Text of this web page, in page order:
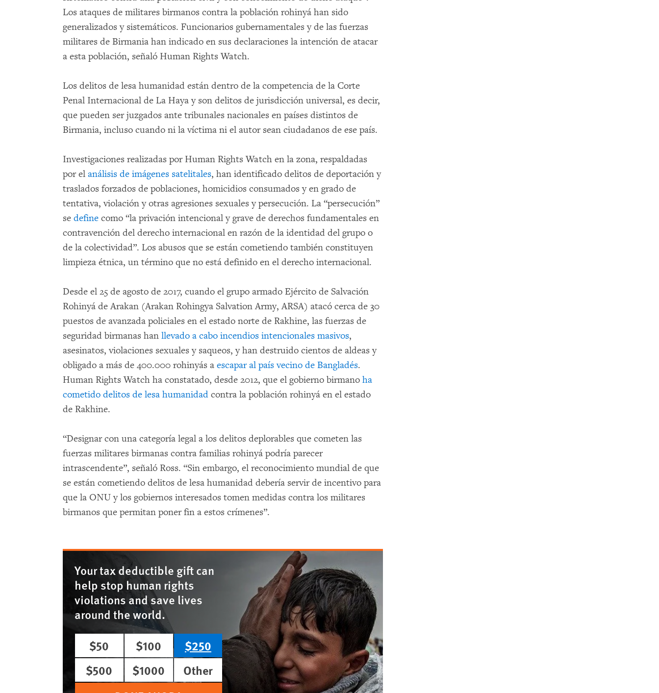
Los ataques de militares birmanos contra la población rohinyá han sido
generalizados y sistemáticos. Funcionarios gubernamentales y de las fuerzas
militares de Birmania han indicado en sus declaraciones la intención de atacar
a esta población, señaló Human Rights Watch.
Los delitos de lesa humanidad están dentro de la competencia de la Corte
Penal Internacional de La Haya y son delitos de jurisdicción universal, es decir,
que pueden ser juzgados ante tribunales nacionales en países distintos de
Birmania, incluso cuando ni la víctima ni el autor sean ciudadanos de ese país.
Investigaciones realizadas por Human Rights Watch en la zona, respaldadas
por el análisis de imágenes satelitales, han identificado delitos de deportación y
traslados forzados de poblaciones, homicidios consumados y en grado de
tentativa, violación y otras agresiones sexuales y persecución. La “persecución”
se define como “la privación intencional y grave de derechos fundamentales en
contravención del derecho internacional en razón de la identidad del grupo o
de la colectividad”. Los abusos que se están cometiendo también constituyen
limpieza étnica, un término que no está definido en el derecho internacional.
Desde el 25 de agosto de 2017, cuando el grupo armado Ejército de Salvación
Rohinyá de Arakan (Arakan Rohingya Salvation Army, ARSA) atacó cerca de 30
puestos de avanzada policiales en el estado norte de Rakhine, las fuerzas de
seguridad birmanas han llevado a cabo incendios intencionales masivos,
asesinatos, violaciones sexuales y saqueos, y han destruido cientos de aldeas y
obligado a más de 400.000 rohinyás a escapar al país vecino de Bangladés.
Human Rights Watch ha constatado, desde 2012, que el gobierno birmano ha
cometido delitos de lesa humanidad contra la población rohinyá en el estado
de Rakhine.
“Designar con una categoría legal a los delitos deplorables que cometen las
fuerzas militares birmanas contra familias rohinyá podría parecer
intrascendente”, señaló Ross. “Sin embargo, el reconocimiento mundial de que
se están cometiendo delitos de lesa humanidad debería servir de incentivo para
que la ONU y los gobiernos interesados tomen medidas contra los militares
birmanos que permitan poner fin a estos crímenes”.
Your tax deductible gift can
help stop human rights
violations and save lives
around the world.
$50
$100
$250
$500
$1000
Other